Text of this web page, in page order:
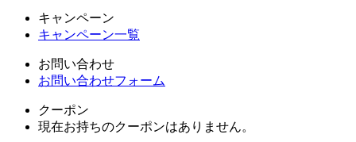
キャンペーン
キャンペーン一覧
お問い合わせ
お問い合わせフォーム
クーポン
現在お持ちのクーポンはありません。